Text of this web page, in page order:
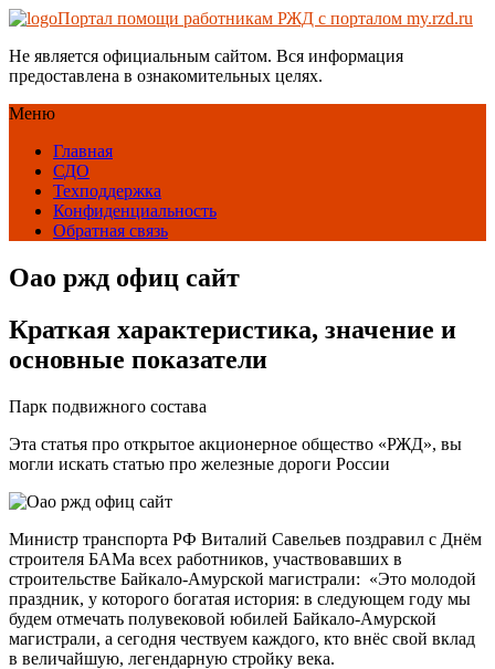
Портал помощи работникам РЖД с порталом my.rzd.ru
Не является официальным сайтом. Вся информация
предоставлена в ознакомительных целях.
Меню
Главная
СДО
Техподдержка
Конфиденциальность
Обратная связь
Оао ржд офиц сайт
Краткая характеристика, значение и
основные показатели
Парк подвижного состава
Эта статья про открытое акционерное общество «РЖД», вы
могли искать статью про железные дороги России
Министр транспорта РФ Виталий Савельев поздравил с Днём
строителя БАМа всех работников, участвовавших в
строительстве Байкало-Амурской магистрали: «Это молодой
праздник, у которого богатая история: в следующем году мы
будем отмечать полувековой юбилей Байкало-Амурской
магистрали, а сегодня чествуем каждого, кто внёс свой вклад
в величайшую, легендарную стройку века.